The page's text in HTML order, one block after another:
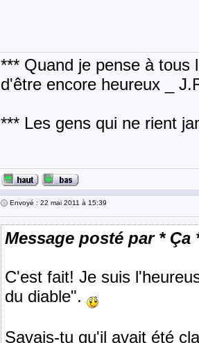
*** Quand je pense à tous
d'être encore heureux _
*** Les gens qui ne rient
Envoyé : 22 mai 2011 à 15:39
Message posté par * Ça
C'est fait! Je suis
du diable".
Savais-tu qu'il avait été